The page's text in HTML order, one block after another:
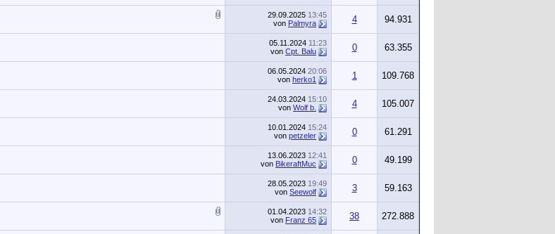
29.09.2025 13:45
von Palmyra 4 94.931
05.11.2024 11:23
von Cpt. Balu 0 63.355
06.05.2024 20:06
von herko1 1 109.768
24.03.2024 15:10
von Wolf b. 4 105.007
10.01.2024 15:24
von petzeler 0 61.291
13.06.2023 12:41
von BikeraftMuc 0 49.199
28.05.2023 19:49
von Seewolf 3 59.163
01.04.2023 14:32
von Franz 65 38 272.888